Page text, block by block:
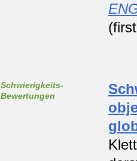
Schwierigkeits-
Bewertungen